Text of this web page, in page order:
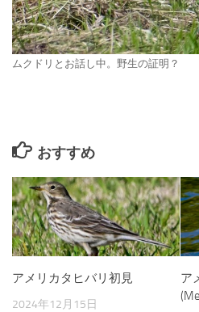
ムクドリとお話し中。野生の証明？
おすすめ
アメリカタヒバリ初見
2024年12月15日
ア